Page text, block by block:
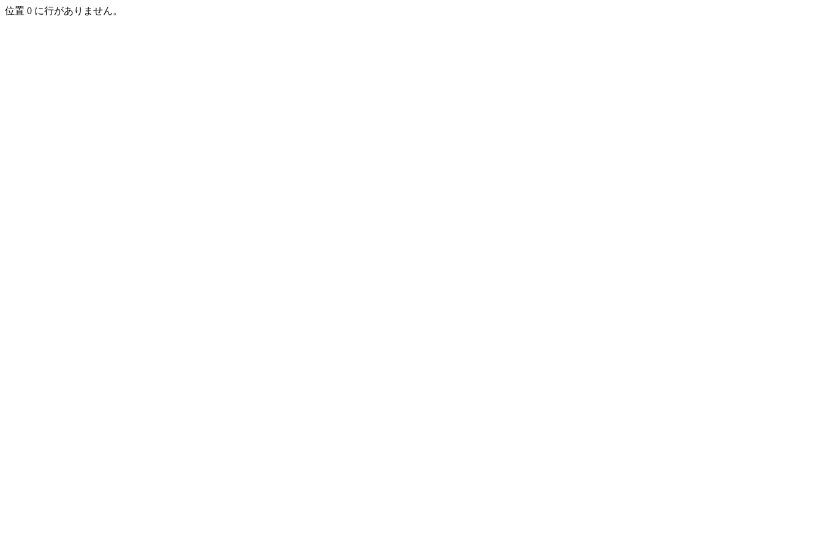
位置 0 に行がありません。